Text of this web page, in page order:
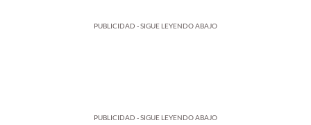
PUBLICIDAD - SIGUE LEYENDO ABAJO
PUBLICIDAD - SIGUE LEYENDO ABAJO